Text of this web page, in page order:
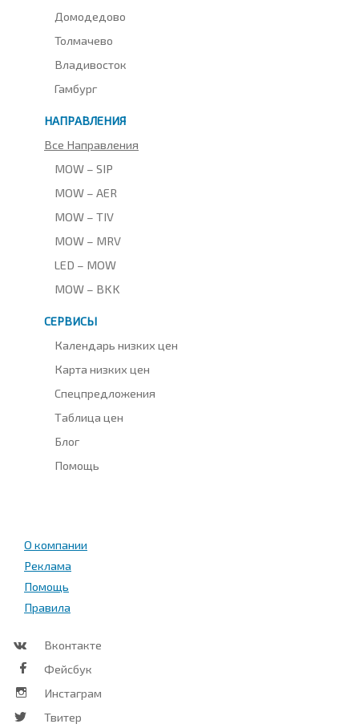
Домодедово
Толмачево
Владивосток
Гамбург
НАПРАВЛЕНИЯ
Все Направления
MOW – SIP
MOW – AER
MOW – TIV
MOW – MRV
LED – MOW
MOW – BKK
СЕРВИСЫ
Календарь низких цен
Карта низких цен
Спецпредложения
Таблица цен
Блог
Помощь
О компании
Реклама
Помощь
Правила
Вконтакте
Фейсбук
Инстаграм
Твитер